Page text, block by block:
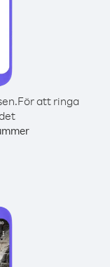
För att ringa